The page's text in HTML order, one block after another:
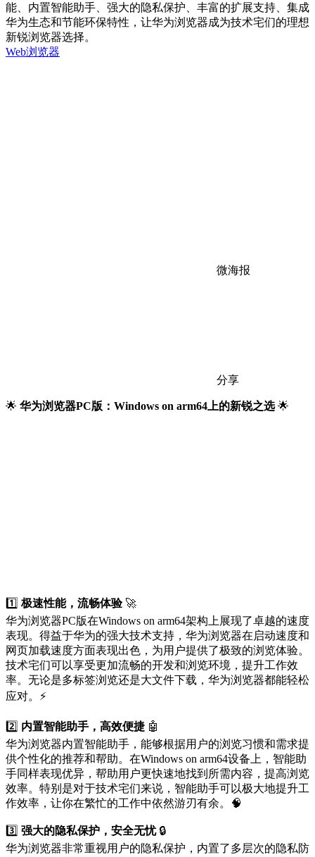
能、内置智能助手、强大的隐私保护、丰富的扩展支持、集成
华为生态和节能环保特性，让华为浏览器成为技术宅们的理想
新锐浏览器选择。
Web浏览器
微海报
分享
🌟 华为浏览器PC版：Windows on arm64上的新锐之选🌟
1️⃣ 极速性能，流畅体验🚀
华为浏览器PC版在Windows on arm64架构上展现了卓越的速度
表现。得益于华为的强大技术支持，华为浏览器在启动速度和
网页加载速度方面表现出色，为用户提供了极致的浏览体验。
技术宅们可以享受更加流畅的开发和浏览环境，提升工作效
率。无论是多标签浏览还是大文件下载，华为浏览器都能轻松
应对。⚡
2️⃣ 内置智能助手，高效便捷 🤖
华为浏览器内置智能助手，能够根据用户的浏览习惯和需求提
供个性化的推荐和帮助。在Windows on arm64设备上，智能助
手同样表现优异，帮助用户更快速地找到所需内容，提高浏览
效率。特别是对于技术宅们来说，智能助手可以极大地提升工
作效率，让你在繁忙的工作中依然游刃有余。🧠
3️⃣ 强大的隐私保护，安全无忧🔒
华为浏览器非常重视用户的隐私保护，内置了多层次的隐私防